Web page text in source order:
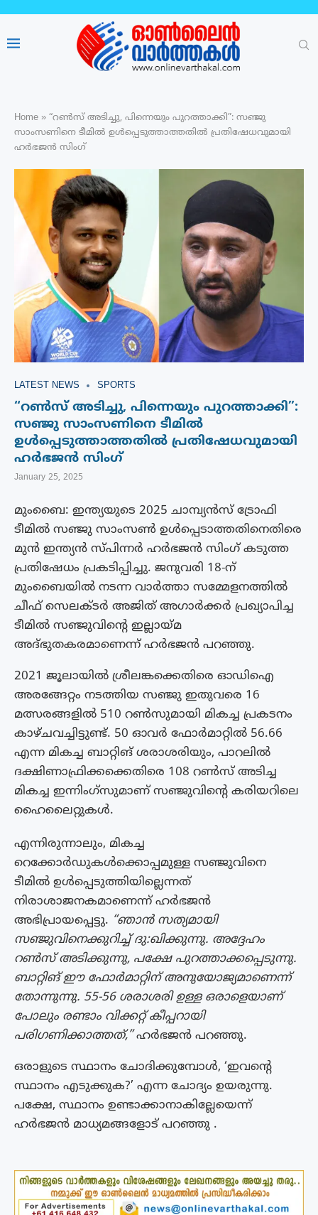
Home » “റൺസ് അടിച്ചു, പിന്നെയും പുറത്താക്കി”: സഞ്ജു
സാംസണിനെ ടീമിൽ ഉൾപ്പെടുത്താത്തതിൽ പ്രതിഷേധവുമായി
ഹർഭജൻ സിംഗ്
LATEST NEWS SPORTS
“റൺസ് അടിച്ചു, പിന്നെയും പുറത്താക്കി”:
സഞ്ജു സാംസണിനെ ടീമിൽ
ഉൾപ്പെടുത്താത്തതിൽ പ്രതിഷേധവുമായി
ഹർഭജൻ സിംഗ്
January 25, 2025
മുംബൈ: ഇന്ത്യയുടെ 2025 ചാമ്പ്യൻസ് ട്രോഫി
ടീമിൽ സഞ്ജു സാംസൺ ഉൾപ്പെടാത്തതിനെതിരെ
മുൻ ഇന്ത്യൻ സ്പിന്നർ ഹർഭജൻ സിംഗ് കടുത്ത
പ്രതിഷേധം പ്രകടിപ്പിച്ചു. ജനുവരി 18-ന്
മുംബൈയിൽ നടന്ന വാർത്താ സമ്മേളനത്തിൽ
ചീഫ് സെലക്ടർ അജിത് അഗാർക്കർ പ്രഖ്യാപിച്ച
ടീമിൽ സഞ്ജുവിന്റെ ഇല്ലായ്മ
അദ്ഭുതകരമാണെന്ന് ഹർഭജൻ പറഞ്ഞു.
2021 ജൂലായിൽ ശ്രീലങ്കക്കെതിരെ ഓഡിഐ
അരങ്ങേറ്റം നടത്തിയ സഞ്ജു ഇതുവരെ 16
മത്സരങ്ങളിൽ 510 റൺസുമായി മികച്ച പ്രകടനം
കാഴ്ചവച്ചിട്ടുണ്ട്. 50 ഓവർ ഫോർമാറ്റിൽ 56.66
എന്ന മികച്ച ബാറ്റിങ് ശരാശരിയും, പാറലിൽ
ദക്ഷിണാഫ്രിക്കക്കെതിരെ 108 റൺസ് അടിച്ച
മികച്ച ഇന്നിംഗ്‌സുമാണ് സഞ്ജുവിന്റെ കരിയറിലെ
ഹൈലൈറ്റുകൾ.
എന്നിരുന്നാലും, മികച്ച
റെക്കോർഡുകൾക്കൊപ്പമുള്ള സഞ്ജുവിനെ
ടീമിൽ ഉൾപ്പെടുത്തിയില്ലെന്നത്
നിരാശാജനകമാണെന്ന് ഹർഭജൻ
അഭിപ്രായപ്പെട്ടു. “ഞാൻ സത്യമായി
സഞ്ജുവിനെക്കുറിച്ച് ദു:ഖിക്കുന്നു. അദ്ദേഹം
റൺസ് അടിക്കുന്നു, പക്ഷേ പുറത്താക്കപ്പെടുന്നു.
ബാറ്റിങ് ഈ ഫോർമാറ്റിന് അനുയോജ്യമാണെന്ന്
തോന്നുന്നു. 55-56 ശരാശരി ഉള്ള ഒരാളെയാണ്
പോലും രണ്ടാം വിക്കറ്റ് കീപ്പറായി
പരിഗണിക്കാത്തത്,”ഹർഭജൻ പറഞ്ഞു.
ഒരാളുടെ സ്ഥാനം ചോദിക്കുമ്പോൾ, ‘ഇവന്റെ
സ്ഥാനം എടുക്കുക?’ എന്ന ചോദ്യം ഉയരുന്നു.
പക്ഷേ, സ്ഥാനം ഉണ്ടാക്കാനാകില്ലേയെന്ന്
ഹർഭജൻ മാധ്യമങ്ങളോട് പറഞ്ഞു .